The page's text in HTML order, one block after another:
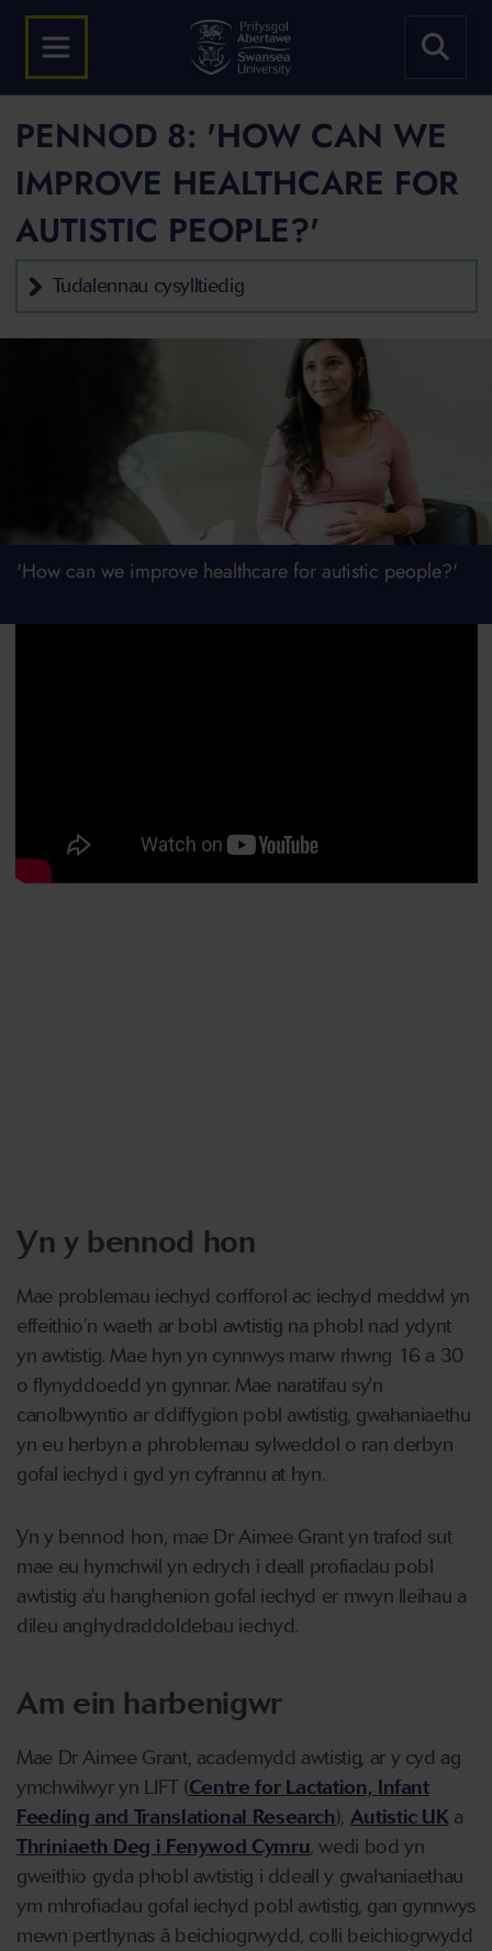
PENNOD 8: 'HOW CAN WE
IMPROVE HEALTHCARE FOR
AUTISTIC PEOPLE?'
Tudalennau cysylltiedig
'How can we improve healthcare for autistic people?'
Yn y bennod hon
Mae problemau iechyd corfforol ac iechyd meddwl yn
effeithio’n waeth ar bobl awtistig na phobl nad ydynt
yn awtistig. Mae hyn yn cynnwys marw rhwng 16 a 30
o flynyddoedd yn gynnar. Mae naratifau sy'n
canolbwyntio ar ddiffygion pobl awtistig, gwahaniaethu
yn eu herbyn a phroblemau sylweddol o ran derbyn
gofal iechyd i gyd yn cyfrannu at hyn.
Yn y bennod hon, mae Dr Aimee Grant yn trafod sut
mae eu hymchwil yn edrych i deall profiadau pobl
awtistig a'u hanghenion gofal iechyd er mwyn lleihau a
dileu anghydraddoldebau iechyd.
Am ein harbenigwr
Mae Dr Aimee Grant, academydd awtistig, ar y cyd ag
ymchwilwyr yn LIFT (Centre for Lactation, Infant
Feeding and Translational Research), Autistic UKa
Thriniaeth Deg i Fenywod Cymru, wedi bod yn
gweithio gyda phobl awtistig i ddeall y gwahaniaethau
ym mhrofiadau gofal iechyd pobl awtistig, gan gynnwys
mewn perthynas â beichiogrwydd, colli beichiogrwydd